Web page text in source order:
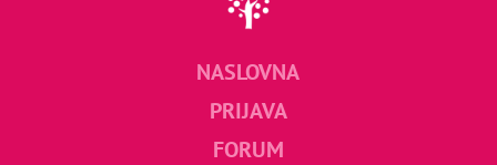
NASLOVNA
PRIJAVA
FORUM